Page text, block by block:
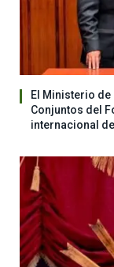
El Ministerio
Conjuntos del
internacional